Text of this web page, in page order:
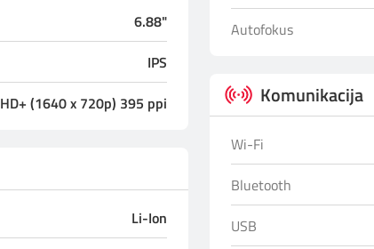
6.88"
IPS
HD+ (1640 x 720p) 395 ppi
Li-Ion
Autofokus
Komunikacija
Wi-Fi
Bluetooth
USB